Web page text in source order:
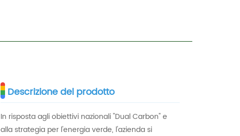
Descrizione del prodotto
In risposta agli obiettivi nazionali "Dual Carbon" e
alla strategia per l'energia verde, l'azienda si